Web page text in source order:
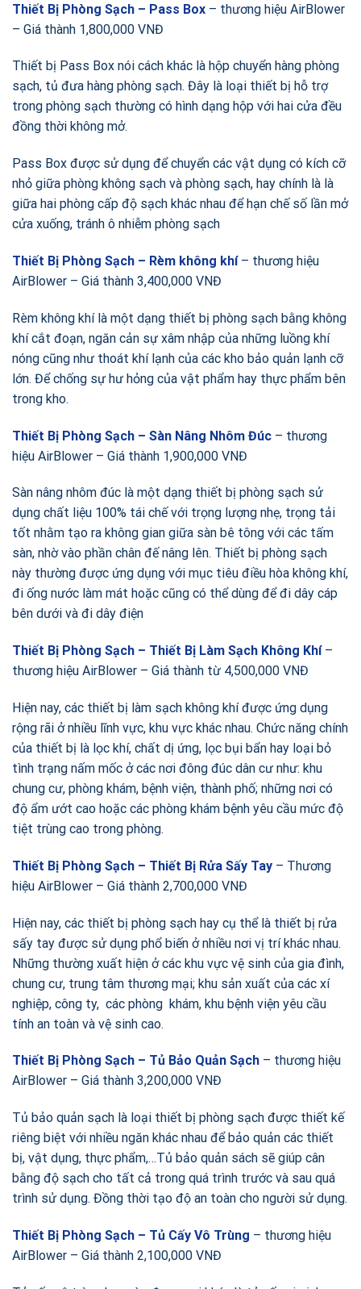
Thiết Bị Phòng Sạch – Pass Box – thương hiệu AirBlower
– Giá thành 1,800,000 VNĐ
Thiết bị Pass Box nói cách khác là hộp chuyển hàng phòng
sạch, tủ đưa hàng phòng sạch. Đây là loại thiết bị hỗ trợ
trong phòng sạch thường có hình dạng hộp với hai cửa đều
đồng thời không mở.
Pass Box được sử dụng để chuyển các vật dụng có kích cỡ
nhỏ giữa phòng không sạch và phòng sạch, hay chính là là
giữa hai phòng cấp độ sạch khác nhau để hạn chế số lần mở
cửa xuống, tránh ô nhiễm phòng sạch
Thiết Bị Phòng Sạch – Rèm không khí – thương hiệu
AirBlower – Giá thành 3,400,000 VNĐ
Rèm không khí là một dạng thiết bị phòng sạch bằng không
khí cắt đoạn, ngăn cản sự xâm nhập của những luồng khí
nóng cũng như thoát khí lạnh của các kho bảo quản lạnh cỡ
lớn. Để chống sự hư hỏng của vật phẩm hay thực phẩm bên
trong kho.
Thiết Bị Phòng Sạch – Sàn Nâng Nhôm Đúc – thương
hiệu AirBlower – Giá thành 1,900,000 VNĐ
Sàn nâng nhôm đúc là một dạng thiết bị phòng sạch sử
dụng chất liệu 100% tái chế với trọng lượng nhẹ, trọng tải
tốt nhằm tạo ra không gian giữa sàn bê tông với các tấm
sàn, nhờ vào phần chân đế nâng lên. Thiết bị phòng sạch
này thường được ứng dụng với mục tiêu điều hòa không khí,
đi ống nước làm mát hoặc cũng có thể dùng để đi dây cáp
bên dưới và đi dây điện
Thiết Bị Phòng Sạch – Thiết Bị Làm Sạch Không Khí –
thương hiệu AirBlower – Giá thành từ 4,500,000 VNĐ
Hiện nay, các thiết bị làm sạch không khí được ứng dụng
rộng rãi ở nhiều lĩnh vực, khu vực khác nhau. Chức năng chính
của thiết bị là lọc khí, chất dị ứng, lọc bụi bẩn hay loại bỏ
tình trạng nấm mốc ở các nơi đông đúc dân cư như: khu
chung cư, phòng khám, bệnh viện, thành phố; những nơi có
độ ẩm ướt cao hoặc các phòng khám bệnh yêu cầu mức độ
tiệt trùng cao trong phòng.
Thiết Bị Phòng Sạch – Thiết Bị Rửa Sấy Tay – Thương
hiệu AirBlower – Giá thành 2,700,000 VNĐ
Hiện nay, các thiết bị phòng sạch hay cụ thể là thiết bị rửa
sấy tay được sử dụng phổ biến ở nhiều nơi vị trí khác nhau.
Những thường xuất hiện ở các khu vực vệ sinh của gia đình,
chung cư, trung tâm thương mại; khu sản xuất của các xí
nghiệp, công ty, các phòng khám, khu bệnh viện yêu cầu
tính an toàn và vệ sinh cao.
Thiết Bị Phòng Sạch – Tủ Bảo Quản Sạch – thương hiệu
AirBlower – Giá thành 3,200,000 VNĐ
Tủ bảo quản sạch là loại thiết bị phòng sạch được thiết kế
riêng biệt với nhiều ngăn khác nhau để bảo quản các thiết
bị, vật dụng, thực phẩm,…Tủ bảo quản sách sẽ giúp cân
bằng độ sạch cho tất cả trong quá trình trước và sau quá
trình sử dụng. Đồng thời tạo độ an toàn cho người sử dụng.
Thiết Bị Phòng Sạch – Tủ Cấy Vô Trùng – thương hiệu
AirBlower – Giá thành 2,100,000 VNĐ